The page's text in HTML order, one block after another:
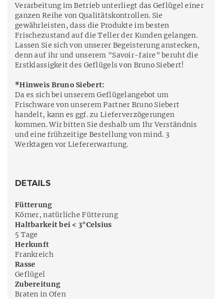
Verarbeitung im Betrieb unterliegt das Geflügel einer
ganzen Reihe von Qualitätskontrollen. Sie
gewährleisten, dass die Produkte im besten
Frischezustand auf die Teller der Kunden gelangen.
Lassen Sie sich von unserer Begeisterung anstecken,
denn auf ihr und unserem "Savoir-faire" beruht die
Erstklassigkeit des Geflügels von Bruno Siebert!
*Hinweis Bruno Siebert:
Da es sich bei unserem Geflügelangebot um
Frischware von unserem Partner Bruno Siebert
handelt, kann es ggf. zu Lieferverzögerungen
kommen. Wir bitten Sie deshalb um Ihr Verständnis
und eine frühzeitige Bestellung von mind. 3
Werktagen vor Liefererwartung.
DETAILS
Fütterung
Körner, natürliche Fütterung
Haltbarkeit bei < 3°Celsius
5 Tage
Herkunft
Frankreich
Rasse
Geflügel
Zubereitung
Braten in Ofen